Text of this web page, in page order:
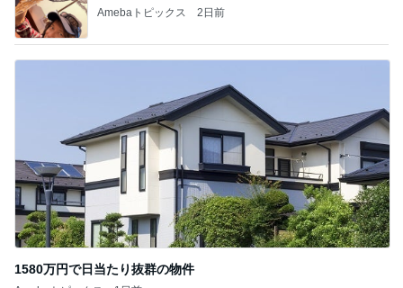
1580万円で日当たり抜群の物件
1日前
記事を読む
だいた ありがたいポケット付きワンピ
Amebaトピックス 1日前